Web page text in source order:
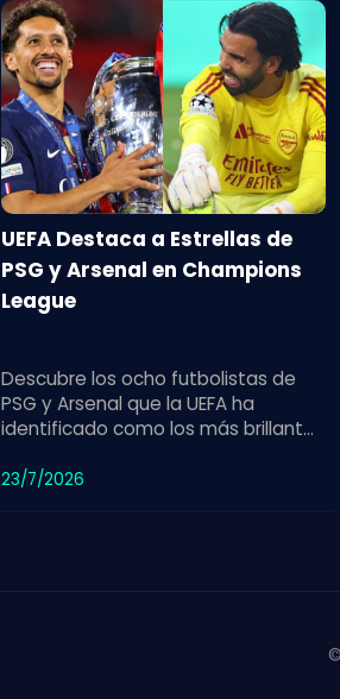
UEFA Destaca a Estrellas de
PSG y Arsenal en Champions
League
Descubre los ocho futbolistas de
PSG y Arsenal que la UEFA ha
identificado como los más brillantes
reconocimiento a su rendimiento
23/7/2026